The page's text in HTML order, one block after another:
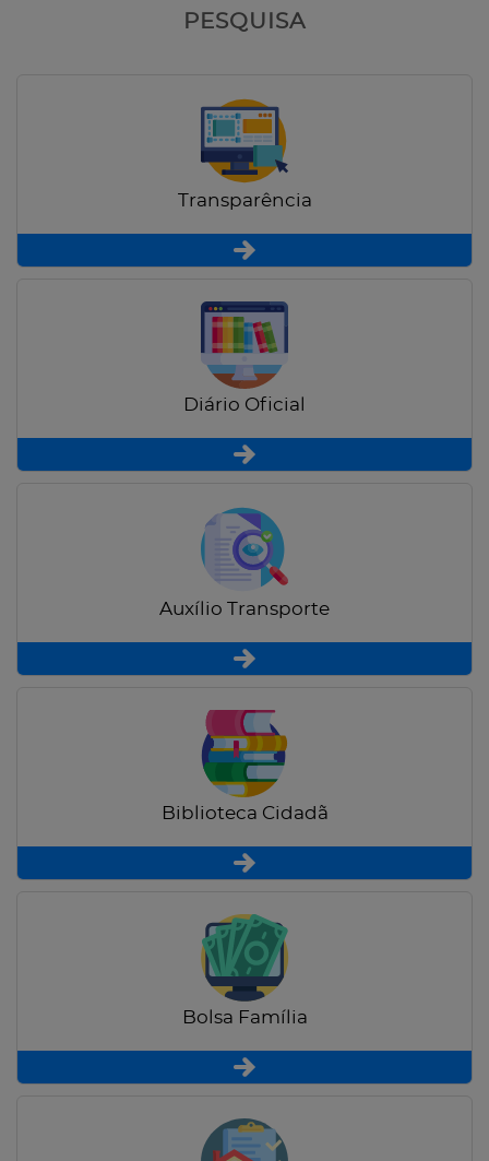
PESQUISA
Transparência
Diário Oficial
Auxílio Transporte
Biblioteca Cidadã
Bolsa Família